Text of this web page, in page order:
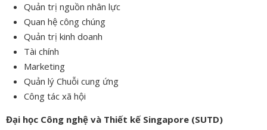
Quản trị nguồn nhân lực
Quan hệ công chúng
Quản trị kinh doanh
Tài chính
Marketing
Quản lý Chuỗi cung ứng
Công tác xã hội
Đại học Công nghệ và Thiết kế Singapore (SUTD)